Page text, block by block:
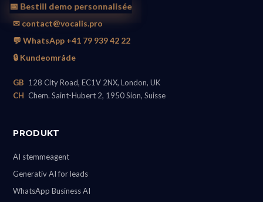
📅 Bestill demo personnalisée
✉ contact@vocalis.pro
💬 WhatsApp +41 79 939 42 22
🔒 Kundeområde
GB 128 City Road, EC1V 2NX, London, UK
CH Chem. Saint-Hubert 2, 1950 Sion, Suisse
PRODUKT
AI stemmeagent
Generativ AI for leads
WhatsApp Business AI